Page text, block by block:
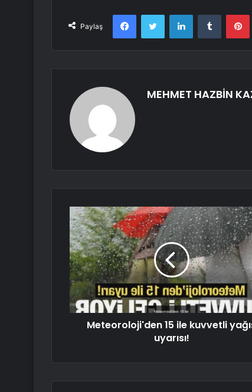
Paylaş
FacebookTwitter LinkedInTumblr
MEHMET HAZBİN
Meteoroloji'den 15 ile kuvvetli
uyarısı!